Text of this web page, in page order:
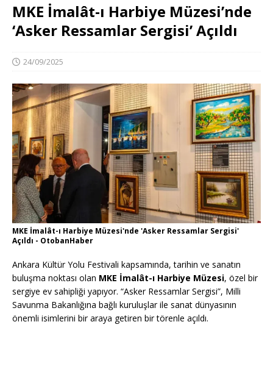
MKE İmalât-ı Harbiye Müzesi’nde
‘Asker Ressamlar Sergisi’ Açıldı
24/09/2025
MKE İmalât-ı Harbiye Müzesi'nde 'Asker Ressamlar Sergisi'
Açıldı - OtobanHaber
Ankara Kültür Yolu Festivali kapsamında, tarihin ve sanatın
buluşma noktası olan MKE İmalât-ı Harbiye Müzesi, özel bir
sergiye ev sahipliği yapıyor. “Asker Ressamlar Sergisi”, Milli
Savunma Bakanlığına bağlı kuruluşlar ile sanat dünyasının
önemli isimlerini bir araya getiren bir törenle açıldı.